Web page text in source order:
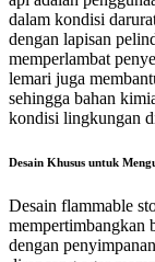
dalam kondisi
dengan lapisan
memperlambat
lemari juga
sehingga bahan
kondisi lingkungan
Desain Khusus untuk
Desain flammable
mempertimbangkan
dengan